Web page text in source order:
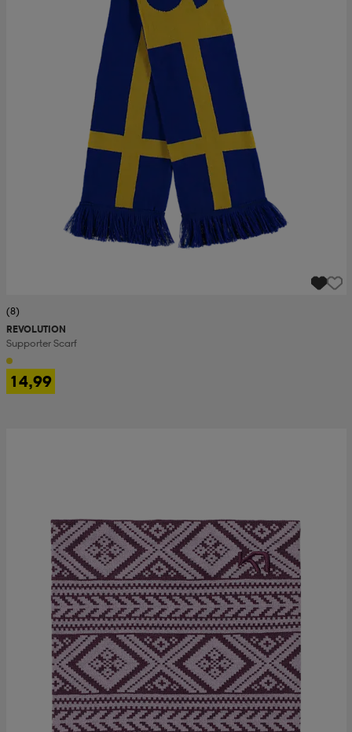
(8)
REVOLUTION
Supporter Scarf
14,99